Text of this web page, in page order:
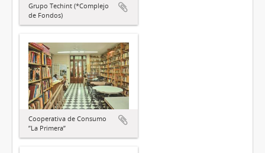
Grupo Techint (*Complejo
de Fondos)
Cooperativa de Consumo
”La Primera”